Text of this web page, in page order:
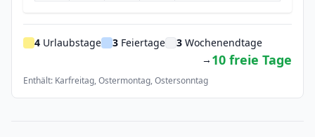
4 Urlaubstage 3 Feiertage 3 Wochenendtage
→ 10 freie Tage
Enthält: Karfreitag, Ostermontag, Ostersonntag